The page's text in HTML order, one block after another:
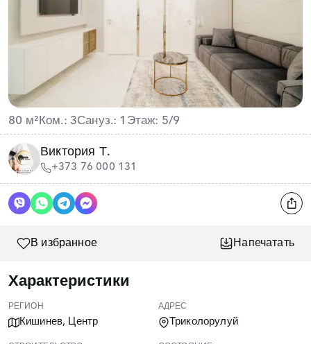
80 м² Ком.: 3Сануз.: 1 Этаж: 5/9
Виктория Т.
+373 76 000 131
В избранное Напечатать
Характеристики
РЕГИОН
Кишинев, Центр
АДРЕС
Триколорулуй